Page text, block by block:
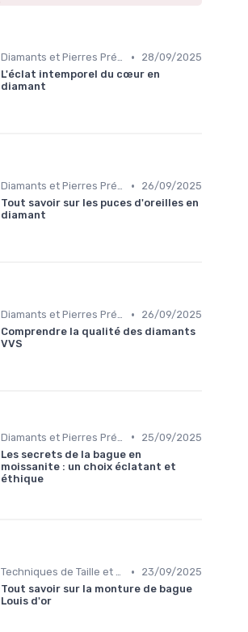
Diamants et Pierres Précieuses •
28/09/2025
L'éclat intemporel du cœur en
diamant
Diamants et Pierres Précieuses •
26/09/2025
Tout savoir sur les puces d'oreilles en
diamant
Diamants et Pierres Précieuses •
26/09/2025
Comprendre la qualité des diamants
VVS
•
25/09/2025
Les secrets de la bague en
moissanite : un choix éclatant et
éthique
Techniques de Taille et de Sertissage •
23/09/2025
Tout savoir sur la monture de bague
Louis d'or